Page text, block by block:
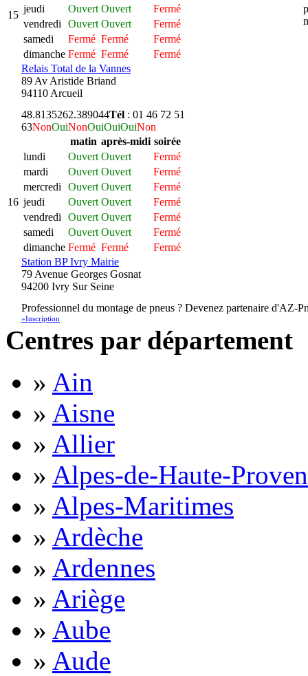
15
jeudi
Ouvert Ouvert
Fermé
vendredi
Ouvert Ouvert
Fermé
samedi
Fermé Fermé
Fermé
dimanche Fermé Fermé
Fermé
Relais Total de la Vannes
89 Av Aristide Briand
94110 Arcueil
16
48.8135262.389044Tél : 01 46 72 51
63NonOuiNonOuiOuiOuiNon
matin après-midi soirée
lundi
Ouvert Ouvert
Fermé
mardi
Ouvert Ouvert
Fermé
mercredi
Ouvert Ouvert
Fermé
jeudi
Ouvert Ouvert
Fermé
vendredi
Ouvert Ouvert
Fermé
samedi
Ouvert Ouvert
Fermé
dimanche Fermé Fermé
Fermé
Station BP Ivry Mairie
79 Avenue Georges Gosnat
94200 Ivry Sur Seine
Professionnel du montage de pneus ? Devenez partenaire d'AZ-
»Inscription
Centres par département
» Ain
» Aisne
» Allier
» Alpes-de-Haute-
» Alpes-Maritimes
» Ardèche
» Ardennes
» Ariège
» Aube
» Aude